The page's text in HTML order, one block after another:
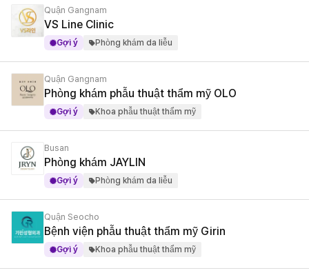
Quận Gangnam
VS Line Clinic
Gợi ý Phòng khám da liễu
Quận Gangnam
Phòng khám phẫu thuật thẩm mỹ OLO
Gợi ý Khoa phẫu thuật thẩm mỹ
Busan
Phòng khám JAYLIN
Gợi ý Phòng khám da liễu
Quận Seocho
Bệnh viện phẫu thuật thẩm mỹ Girin
Gợi ý Khoa phẫu thuật thẩm mỹ